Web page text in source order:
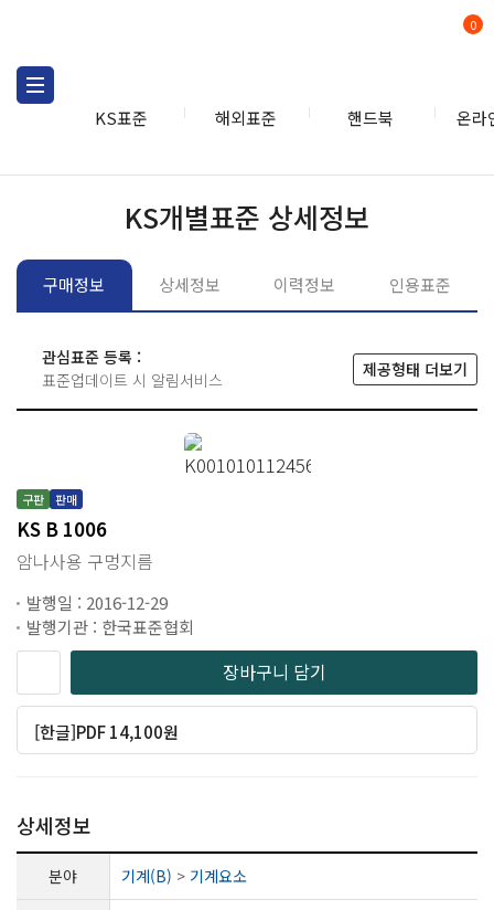
KS표준 해외표준 핸드북 온라
0
KS개별표준 상세정보
구매정보 상세정보 이력정보 인용표준
관심표준 등록 :
표준업데이트 시 알림서비스
제공형태 더보기
구판 판매
KS B 1006
암나사용 구멍지름
발행일 : 2016-12-29
발행기관 : 한국표준협회
장바구니 담기
[한글]PDF 14,100원
상세정보
분야 기계(B) > 기계요소